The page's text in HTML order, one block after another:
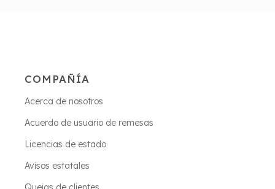
COMPAÑÍA
Acerca de nosotros
Acuerdo de usuario de remesas
Licencias de estado
Avisos estatales